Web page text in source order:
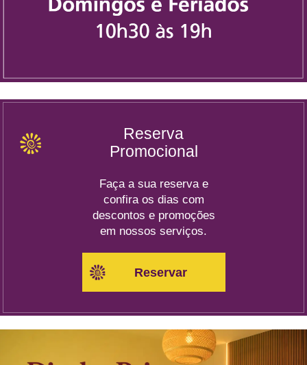
Reserva
Promocional
Faça a sua reserva e
confira os dias com
descontos e promoções
em nossos serviços.
Reservar